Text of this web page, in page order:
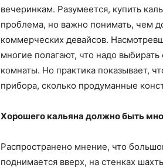
вечеринкам. Разумеется, купить
проблема, но важно понимать, чем
коммерческих девайсов.
многие полагают, что надо
комнаты. Но практика показывает,
прибора, сколько продуманные
Хорошего кальяна должно быть
Распространено мнение, что
поднимается вверх, на стенках